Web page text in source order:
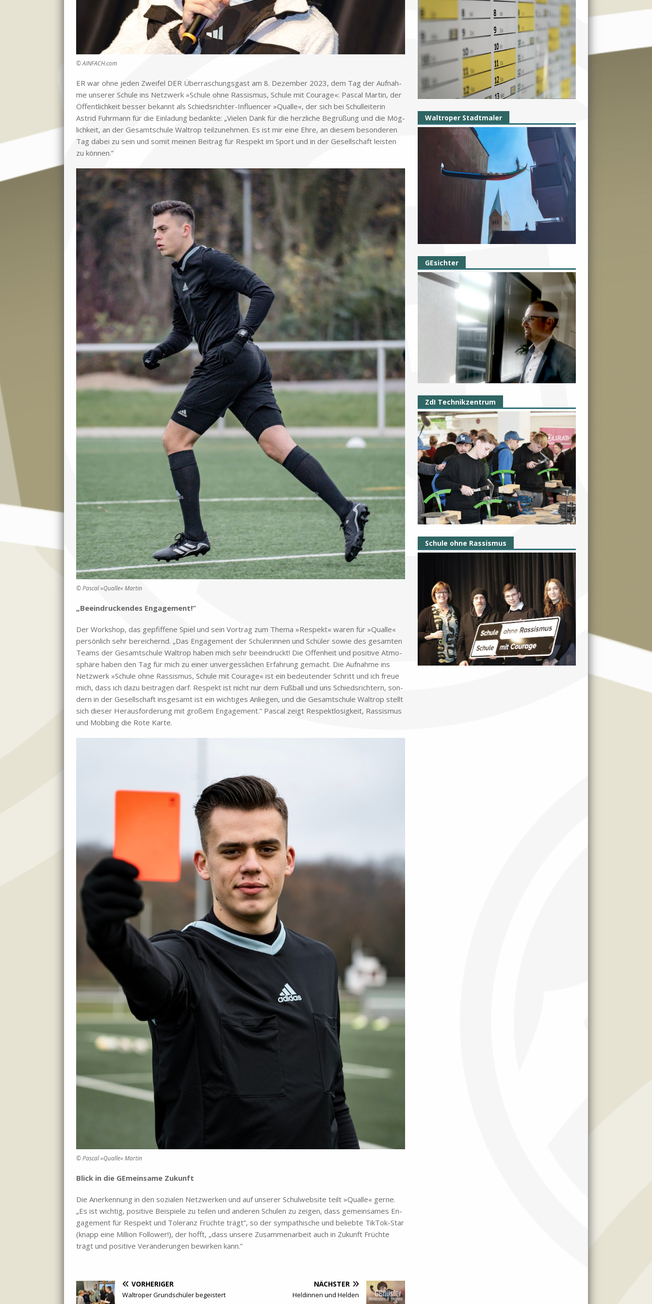
© AINFACH.com
ER war ohne je­den Zwei­fel DER Über­ra­schungs­gast am 8. De­zem­ber 2023, dem Tag der Auf­nah­
me un­se­rer Schu­le ins Netz­werk »Schu­le ohne Ras­sis­mus, Schu­le mit Cou­ra­ge«: Pas­cal Mar­tin, der
Öf­fent­lich­keit bes­ser be­kannt als Schieds­rich­ter-In­fluen­cer »Qual­le«, der sich bei Schul­lei­te­rin
Astrid Fuhr­mann für die Ein­la­dung be­dank­te: „Vie­len Dank für die herz­li­che Be­grü­ßung und die Mög­
lich­keit, an der Ge­samt­schu­le Wal­trop teil­zu­neh­men. Es ist mir eine Ehre, an die­sem be­son­de­ren
Tag da­bei zu sein und so­mit mei­nen Bei­trag für Re­spekt im Sport und in der Ge­sell­schaft lei­sten
zu kön­nen.”
© Pas­cal »Qual­le« Mar­tin
„Be­ein­drucken­des En­ga­ge­ment!”
Der Work­shop, das ge­pfif­fe­ne Spiel und sein Vor­trag zum The­ma »Re­spekt« wa­ren für »Qual­le«
per­sön­lich sehr be­rei­chernd. „Das En­ga­ge­ment der Schü­le­rin­nen und Schü­ler so­wie des ge­sam­ten
Teams der Ge­samt­schu­le Wal­trop ha­ben mich sehr be­ein­druckt! Die Of­fen­heit und po­si­ti­ve At­mo­
sphä­re ha­ben den Tag für mich zu ei­ner un­ver­gess­li­chen Er­fah­rung ge­macht. Die Auf­nah­me ins
Netz­werk »Schu­le ohne Ras­sis­mus, Schu­le mit Cou­ra­ge« ist ein be­deu­ten­der Schritt und ich freue
mich, dass ich dazu bei­tra­gen darf. Re­spekt ist nicht nur dem Fuß­ball und uns Schieds­rich­tern, son­
dern in der Ge­sell­schaft ins­ge­samt ist ein wich­ti­ges An­lie­gen, und die Ge­samt­schu­le Wal­trop stellt
sich die­ser Her­aus­for­de­rung mit gro­ßem En­ga­ge­ment.” Pas­cal zeigt Re­spekt­lo­sig­keit, Ras­sis­mus
und Mob­bing die Rote Kar­te.
© Pas­cal »Qual­le« Mar­tin
Blick in die GE­mein­sa­me Zu­kunft
Die An­er­ken­nung in den so­zia­len Netz­wer­ken und auf un­se­rer Schul­web­site teilt »Qual­le« ger­ne.
„Es ist wich­tig, po­si­ti­ve Bei­spie­le zu tei­len und an­de­ren Schu­len zu zei­gen, dass ge­mein­sa­mes En­
ga­ge­ment für Re­spekt und To­le­ranz Früch­te trägt”, so der sym­pa­thi­sche und be­lieb­te Tik­Tok-Star
(knapp eine Mil­li­on Fol­lower!), der hofft, „dass un­se­re Zu­sam­men­ar­beit auch in Zu­kunft Früch­te
trägt und po­si­ti­ve Ver­än­de­run­gen be­wir­ken kann.”
VORHERIGER
Waltroper Grundschüler begeistert
NÄCHSTER
Heldinnen und Helden
Waltroper Stadtmaler
GEsichter
ZdI Technikzentrum
Schule ohne Rassismus